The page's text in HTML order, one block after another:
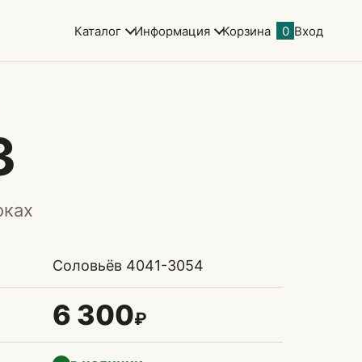
Каталог Информация Корзина 0 Вход
Соловьёв 4041-3054
6 300₽